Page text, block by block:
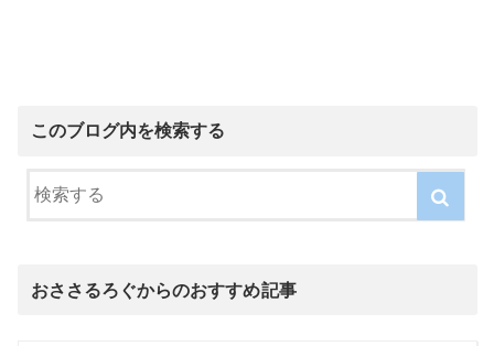
このブログ内を検索する
おささるろぐからのおすすめ記事